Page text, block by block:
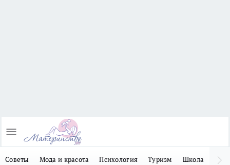
Советы Мода и красота Психология Туризм Школа